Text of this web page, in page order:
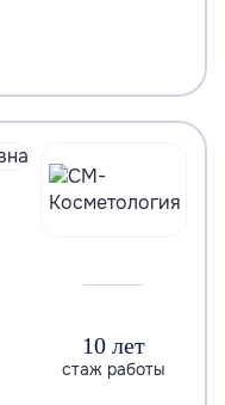
10 лет
стаж работы